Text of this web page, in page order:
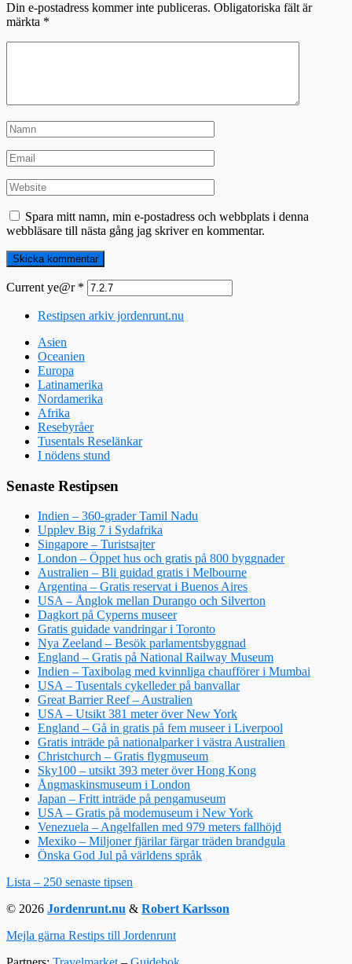
Din e-postadress kommer inte publiceras. Obligatoriska fält är
märkta *
Spara mitt namn, min e-postadress och webbplats i denna
webbläsare till nästa gång jag skriver en kommentar.
Current ye@r *
Restipsen arkiv jordenrunt.nu
Asien
Oceanien
Europa
Latinamerika
Nordamerika
Afrika
Resebyråer
Tusentals Reselänkar
I nödens stund
Senaste Restipsen
Indien – 360-grader Tamil Nadu
Upplev Big 7 i Sydafrika
Singapore – Turistsajter
London – Öppet hus och gratis på 800 byggnader
Australien – Bli guidad gratis i Melbourne
Argentina – Gratis reservat i Buenos Aires
USA – Ånglok mellan Durango och Silverton
Dagkort på Cyperns museer
Gratis guidade vandringar i Toronto
Nya Zeeland – Besök parlamentsbyggnad
England – Gratis på National Railway Museum
Indien – Taxibolag med kvinnliga chaufförer i Mumbai
USA – Tusentals cykelleder på banvallar
Great Barrier Reef – Australien
USA – Utsikt 381 meter över New York
England – Gå in gratis på fem museer i Liverpool
Gratis inträde på nationalparker i västra Australien
Christchurch – Gratis flygmuseum
Sky100 – utsikt 393 meter över Hong Kong
Ångmaskinsmuseum i London
Japan – Fritt inträde på pengamuseum
USA – Gratis på modemuseum i New York
Venezuela – Angelfallen med 979 meters fallhöjd
Mexiko – Miljoner fjärilar färgar träden brandgula
Önska God Jul på världens språk
Lista – 250 senaste tipsen
© 2026 Jordenrunt.nu & Robert Karlsson
Mejla gärna Restips till Jordenrunt